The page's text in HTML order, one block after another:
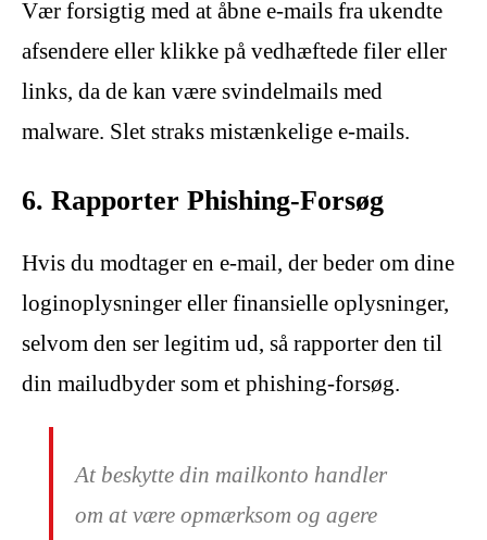
Vær forsigtig med at åbne e-mails fra ukendte
afsendere eller klikke på vedhæftede filer eller
links, da de kan være svindelmails med
malware. Slet straks mistænkelige e-mails.
6. Rapporter Phishing-Forsøg
Hvis du modtager en e-mail, der beder om dine
loginoplysninger eller finansielle oplysninger,
selvom den ser legitim ud, så rapporter den til
din mailudbyder som et phishing-forsøg.
At beskytte din mailkonto handler
om at være opmærksom og agere